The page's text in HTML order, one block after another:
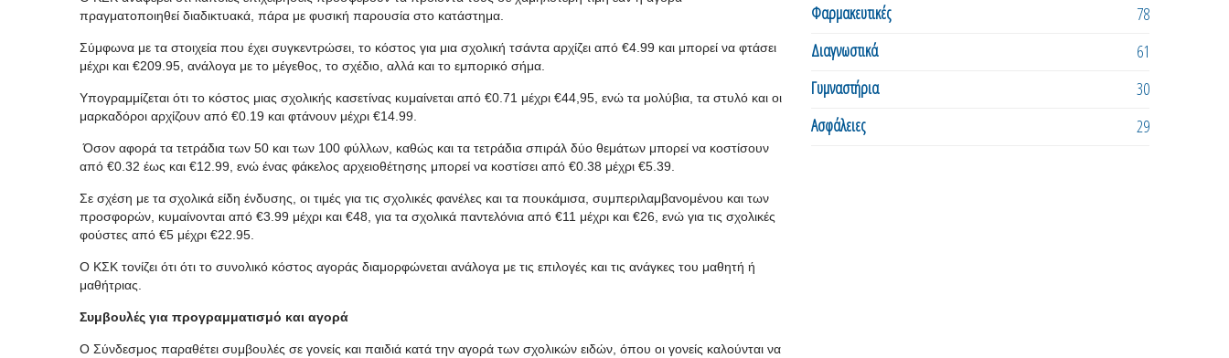
πραγματοποιηθεί διαδικτυακά, πάρα με φυσική παρουσία στο κατάστημα.
Σύμφωνα με τα στοιχεία που έχει συγκεντρώσει, το κόστος για μια σχολική τσάντα αρχίζει από €4.99 και μπορεί να φτάσει
μέχρι και €209.95, ανάλογα με το μέγεθος, το σχέδιο, αλλά και το εμπορικό σήμα.
Υπογραμμίζεται ότι το κόστος μιας σχολικής κασετίνας κυμαίνεται από €0.71 μέχρι €44,95, ενώ τα μολύβια, τα στυλό και οι
μαρκαδόροι αρχίζουν από €0.19 και φτάνουν μέχρι €14.99.
Όσον αφορά τα τετράδια των 50 και των 100 φύλλων, καθώς και τα τετράδια σπιράλ δύο θεμάτων μπορεί να κοστίσουν
από €0.32 έως και €12.99, ενώ ένας φάκελος αρχειοθέτησης μπορεί να κοστίσει από €0.38 μέχρι €5.39.
Σε σχέση με τα σχολικά είδη ένδυσης, οι τιμές για τις σχολικές φανέλες και τα πουκάμισα, συμπεριλαμβανομένου και των
προσφορών, κυμαίνονται από €3.99 μέχρι και €48, για τα σχολικά παντελόνια από €11 μέχρι και €26, ενώ για τις σχολικές
φούστες από €5 μέχρι €22.95.
Ο ΚΣΚ τονίζει ότι ότι το συνολικό κόστος αγοράς διαμορφώνεται ανάλογα με τις επιλογές και τις ανάγκες του μαθητή ή
μαθήτριας.
Συμβουλές για προγραμματισμό και αγορά
Ο Σύνδεσμος παραθέτει συμβουλές σε γονείς και παιδιά κατά την αγορά των σχολικών ειδών, όπου οι γονείς καλούνται να
Φαρμακευτικές
78
Διαγνωστικά
61
Γυμναστήρια
30
Ασφάλειες
29